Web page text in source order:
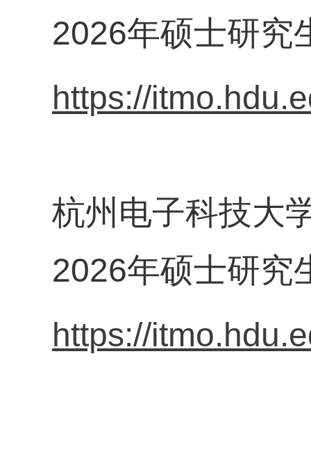
2026年硕士研究
https://
杭州电子科技大
2026年硕士研究
https://